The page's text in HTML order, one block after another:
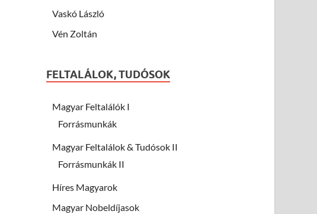
Vaskó László
Vén Zoltán
FELTALÁLOK, TUDÓSOK
Magyar Feltalálók I
Forrásmunkák
Magyar Feltalálok & Tudósok II
Forrásmunkák II
Híres Magyarok
Magyar Nobeldíjasok